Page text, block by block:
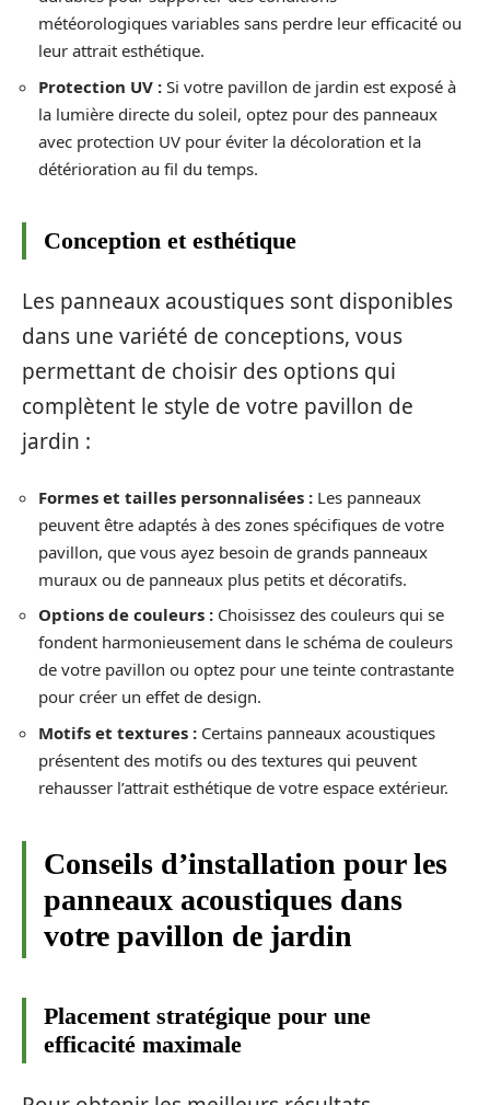
météorologiques variables sans perdre leur efficacité ou
leur attrait esthétique.
Protection UV : Si votre pavillon de jardin est exposé à
la lumière directe du soleil, optez pour des panneaux
avec protection UV pour éviter la décoloration et la
détérioration au fil du temps.
Conception et esthétique
Les panneaux acoustiques sont disponibles
dans une variété de conceptions, vous
permettant de choisir des options qui
complètent le style de votre pavillon de
jardin :
Formes et tailles personnalisées : Les panneaux
peuvent être adaptés à des zones spécifiques de votre
pavillon, que vous ayez besoin de grands panneaux
muraux ou de panneaux plus petits et décoratifs.
Options de couleurs : Choisissez des couleurs qui se
fondent harmonieusement dans le schéma de couleurs
de votre pavillon ou optez pour une teinte contrastante
pour créer un effet de design.
Motifs et textures : Certains panneaux acoustiques
présentent des motifs ou des textures qui peuvent
rehausser l’attrait esthétique de votre espace extérieur.
Conseils d’installation pour les
panneaux acoustiques dans
votre pavillon de jardin
Placement stratégique pour une
efficacité maximale